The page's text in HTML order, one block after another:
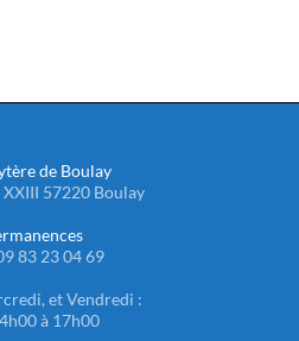
de Boulay
XXIII 57220 Boulay
83 23 04 69
et Vendredi :
à 17h00